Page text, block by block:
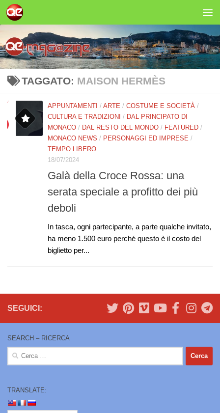
Salta al contenuto
TAGGATO: MAISON HERMÈS
APPUNTAMENTI / ARTE / COSTUME E SOCIETÀ /
CULTURA E TRADIZIONI / DAL PRINCIPATO DI
MONACO / DAL RESTO DEL MONDO / FEATURED /
MONACO NEWS / PERSONAGGI ED IMPRESE /
TEMPO LIBERO
18/07/2024
Galà della Croce Rossa: una
serata speciale a profitto dei più
deboli
In tasca, ogni partecipante, a parte qualche invitato,
ha meno 1.500 euro perché questo è il costo del
biglietto per...
SEGUICI:
SEARCH – RICERCA
Ricerca
TRANSLATE: